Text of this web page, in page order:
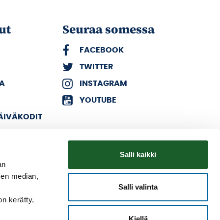
median,
kerätty,
Salli kaikki
Salli valinta
Seuraa somessa
FACEBOOK
TWITTER
INSTAGRAM
YOUTUBE